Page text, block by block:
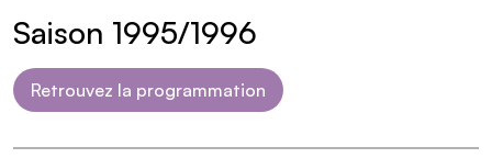
Saison 1995/1996
Retrouvez la programmation